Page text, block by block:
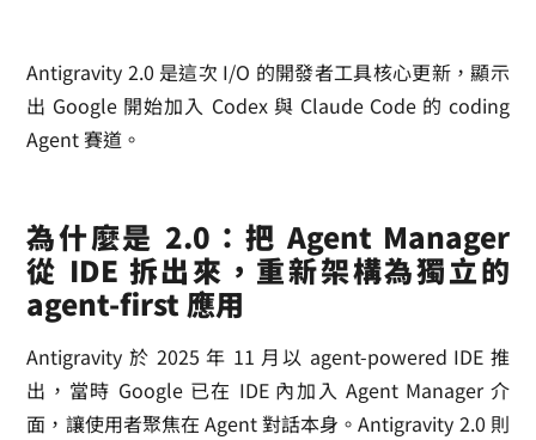
Antigravity 2.0 是這次 I/O 的開發者工具核心更新，顯示
出 Google 開始加入 Codex 與 Claude Code 的 coding
Agent 賽道。
為什麼是 2.0：把 Agent Manager
從 IDE 拆出來，重新架構為獨立的
agent-first 應用
Antigravity 於 2025 年 11 月以 agent-powered IDE 推
出，當時 Google 已在 IDE 內加入 Agent Manager 介
面，讓使用者聚焦在 Agent 對話本身。Antigravity 2.0 則